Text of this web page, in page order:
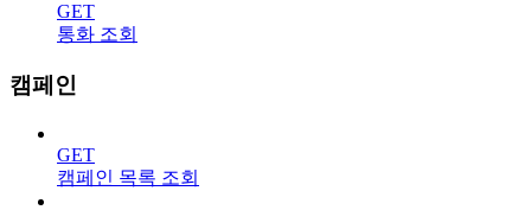
GET
통화 조회
캠페인
GET
캠페인 목록 조회